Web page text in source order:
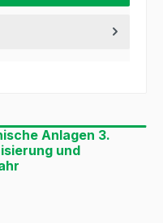
Anlagen 3.
und